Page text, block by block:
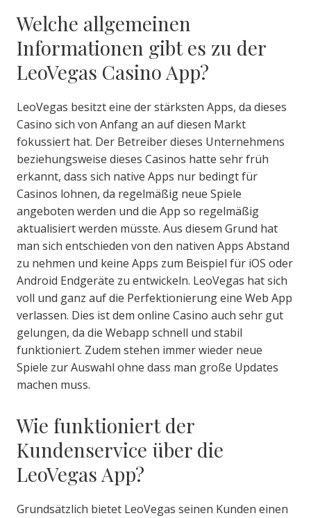
Welche allgemeinen
Informationen gibt es zu der
LeoVegas Casino App?
LeoVegas besitzt eine der stärksten Apps, da dieses
Casino sich von Anfang an auf diesen Markt
fokussiert hat. Der Betreiber dieses Unternehmens
beziehungsweise dieses Casinos hatte sehr früh
erkannt, dass sich native Apps nur bedingt für
Casinos lohnen, da regelmäßig neue Spiele
angeboten werden und die App so regelmäßig
aktualisiert werden müsste. Aus diesem Grund hat
man sich entschieden von den nativen Apps Abstand
zu nehmen und keine Apps zum Beispiel für iOS oder
Android Endgeräte zu entwickeln. LeoVegas hat sich
voll und ganz auf die Perfektionierung eine Web App
verlassen. Dies ist dem online Casino auch sehr gut
gelungen, da die Webapp schnell und stabil
funktioniert. Zudem stehen immer wieder neue
Spiele zur Auswahl ohne dass man große Updates
machen muss.
Wie funktioniert der
Kundenservice über die
LeoVegas App?
Grundsätzlich bietet LeoVegas seinen Kunden einen